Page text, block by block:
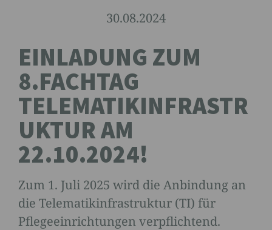
30.08.2024
EINLADUNG ZUM
8.FACHTAG
TELEMATIKINFRASTR
UKTUR AM
22.10.2024!
Zum 1. Juli 2025 wird die Anbindung an
die Telematikinfrastruktur (TI) für
Pflegeeinrichtungen verpflichtend.